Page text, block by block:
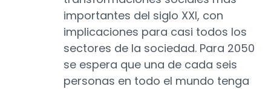
importantes del siglo XXI, con
implicaciones para casi todos los
sectores de la sociedad. Para 2050
se espera que una de cada seis
personas en todo el mundo tenga